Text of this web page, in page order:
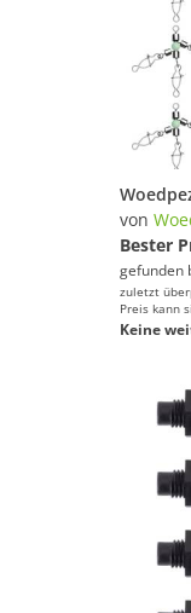
von
Bester
gefunden
zuletzt
Preis kann
Keine